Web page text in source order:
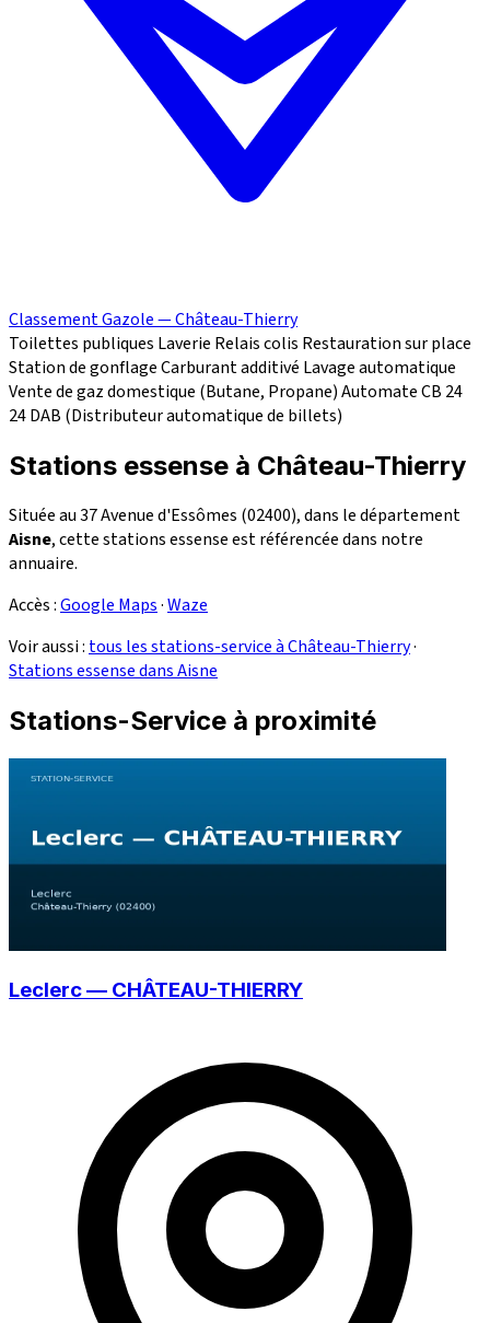
Classement Gazole — Château-Thierry
Toilettes publiques Laverie Relais colis Restauration sur place
Station de gonflageCarburant additivé Lavage automatique
Vente de gaz domestique (Butane, Propane)Automate CB 24
24DAB (Distributeur automatique de billets)
Stations essense à Château-Thierry
Située au 37 Avenue d'Essômes (02400), dans le département
Aisne, cette stations essense est référencée dans notre
annuaire.
Accès :Google Maps·Waze
Voir aussi : tous les stations-service à Château-Thierry·
Stations essense dans Aisne
Stations-Service à proximité
Leclerc — CHÂTEAU-THIERRY